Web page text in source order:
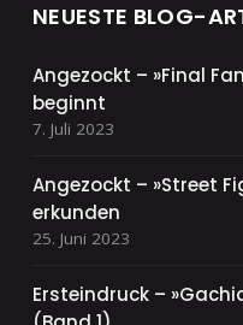
NEUESTE BLOG-
Angezockt – »Final
beginnt
7. Juli 2023
Angezockt – »Street
erkunden
25. Juni 2023
Ersteindruck –